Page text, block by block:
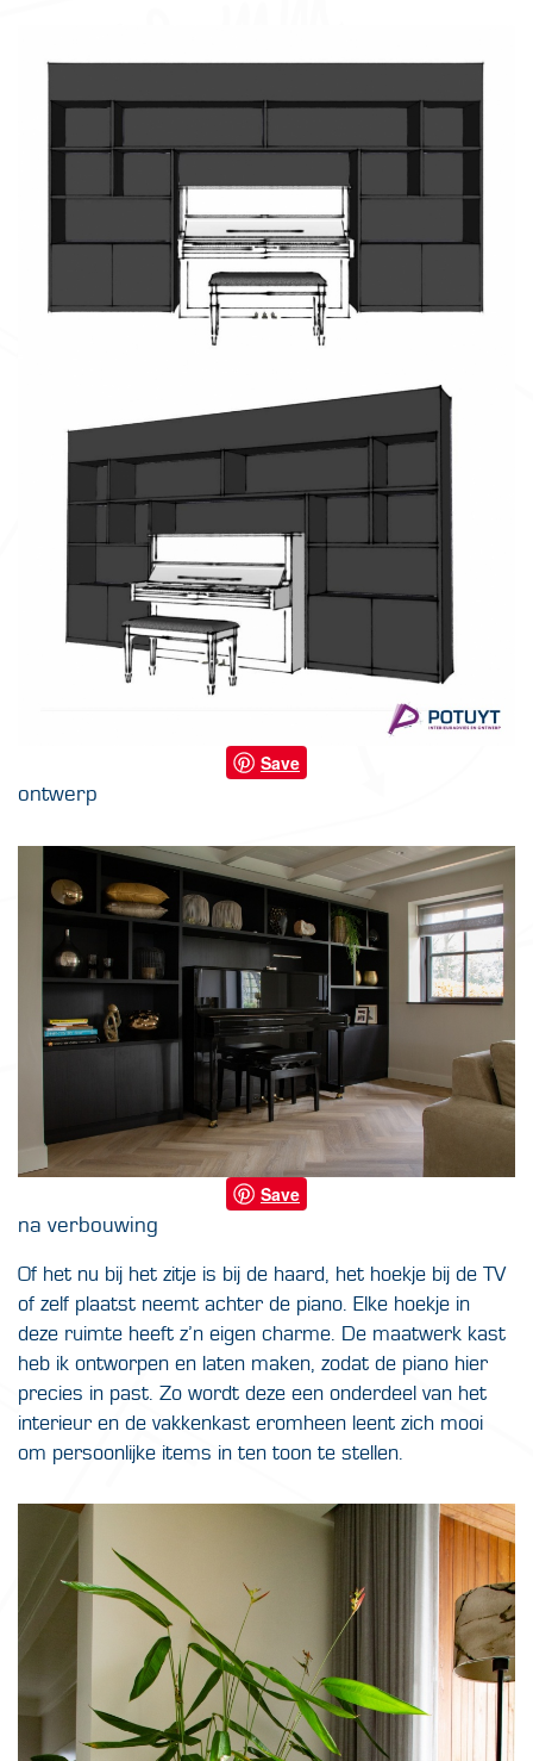
Save
ontwerp
Save
na verbouwing
Of het nu bij het zitje is bij de haard, het hoekje bij de TV
of zelf plaatst neemt achter de piano. Elke hoekje in
deze ruimte heeft z’n eigen charme. De maatwerk kast
heb ik ontworpen en laten maken, zodat de piano hier
precies in past. Zo wordt deze een onderdeel van het
interieur en de vakkenkast eromheen leent zich mooi
om persoonlijke items in ten toon te stellen.